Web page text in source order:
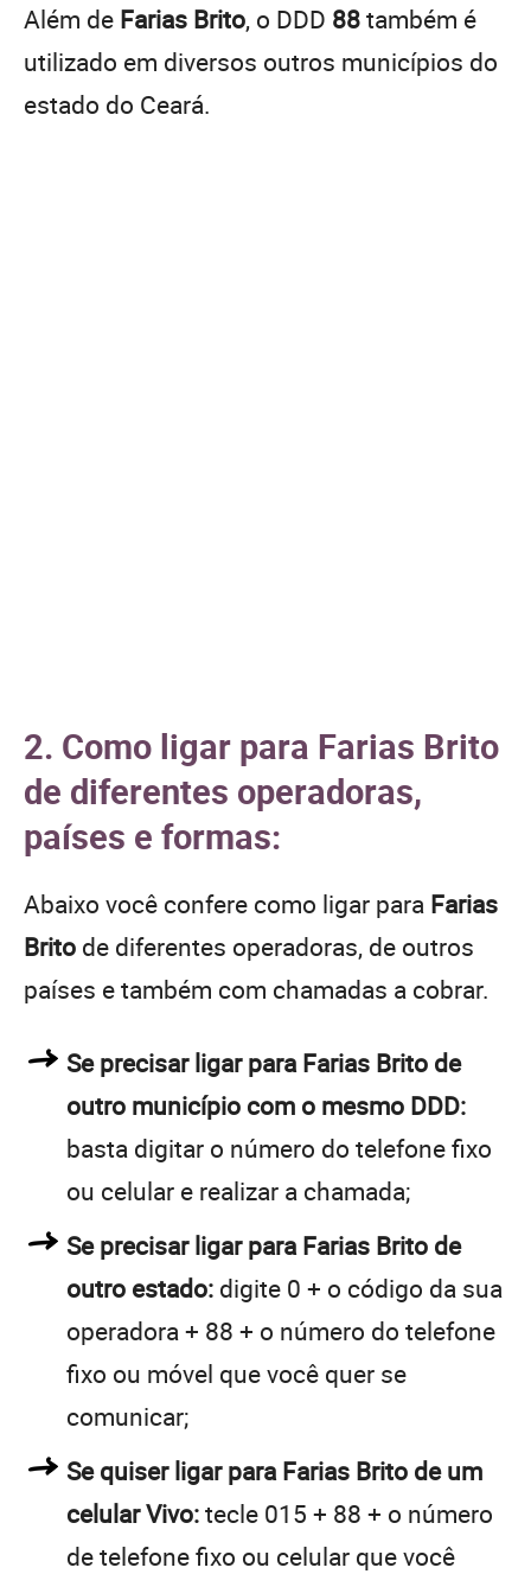
Além de Farias Brito, o DDD 88também é
utilizado em diversos outros municípios do
estado do Ceará.
2. Como ligar para Farias Brito
de diferentes operadoras,
países e formas:
Abaixo você confere como ligar para Farias
Brito de diferentes operadoras, de outros
países e também com chamadas a cobrar.
Se precisar ligar para Farias Brito de
outro município com o mesmo DDD:
basta digitar o número do telefone fixo
ou celular e realizar a chamada;
Se precisar ligar para Farias Brito de
outro estado: digite 0 + o código da sua
operadora + 88 + o número do telefone
fixo ou móvel que você quer se
comunicar;
Se quiser ligar para Farias Brito de um
celular Vivo:tecle 015 + 88 + o número
de telefone fixo ou celular que você